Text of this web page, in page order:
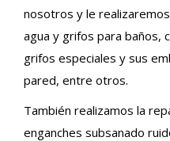
nosotros y le
agua y grifos para baños,
grifos especiales y sus
pared, entre otros.
También realizamos la
enganches subsanado